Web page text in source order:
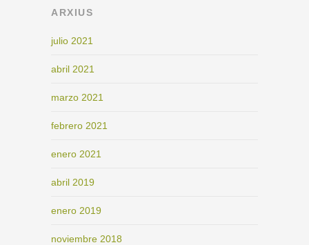
ARXIUS
julio 2021
abril 2021
marzo 2021
febrero 2021
enero 2021
abril 2019
enero 2019
noviembre 2018